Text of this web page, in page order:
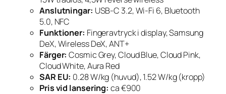
Anslutningar: USB-C 3.2, Wi-Fi 6, Bluetooth
5.0, NFC
Funktioner: Fingeravtryck i display, Samsung
DeX, Wireless DeX, ANT+
Färger: Cosmic Grey, Cloud Blue, Cloud Pink,
Cloud White, Aura Red
SAR EU: 0.28 W/kg (huvud), 1.52 W/kg (kropp)
Pris vid lansering: ca €900